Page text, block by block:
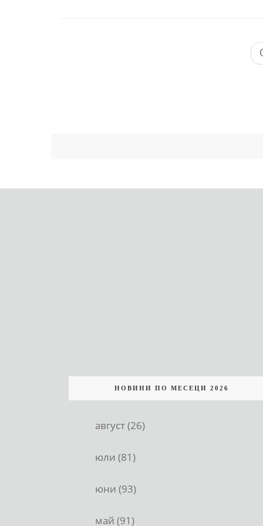
НОВИНИ ПО МЕСЕЦИ 2026
август (26)
юли (81)
юни (93)
май (91)